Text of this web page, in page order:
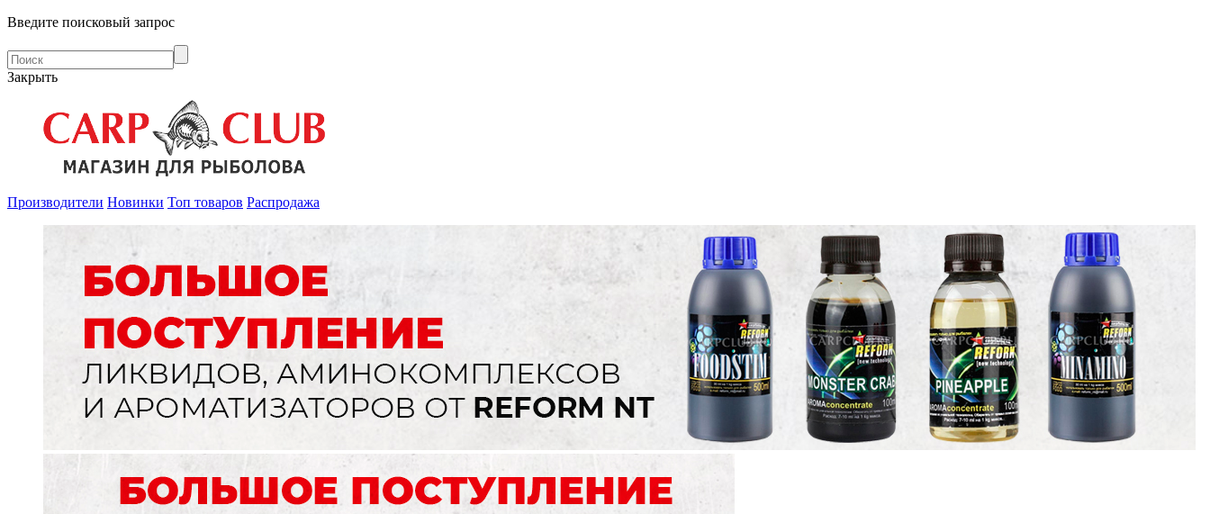
Введите поисковый запрос
Закрыть
Производители Новинки Топ товаров Распродажа